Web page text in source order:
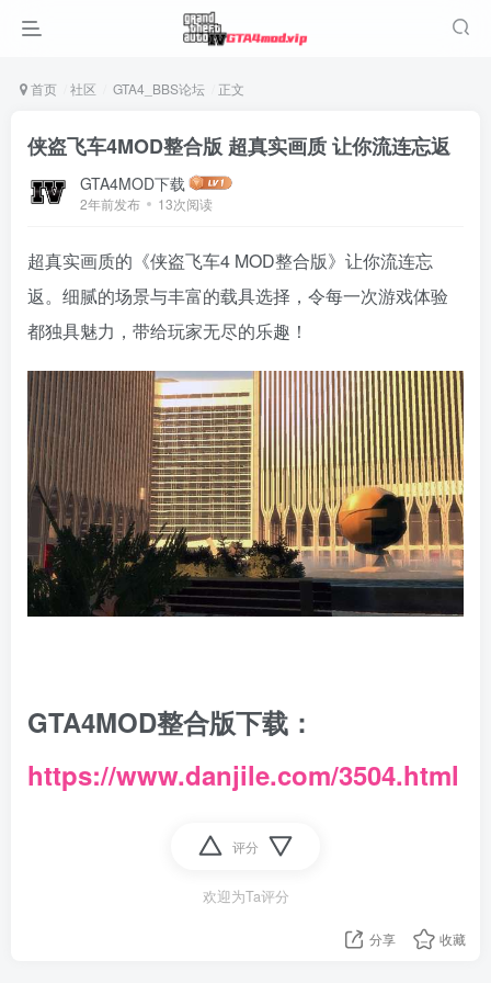
首页 社区 GTA4_BBS论坛 正文
侠盗飞车4MOD整合版 超真实画质 让你流连忘返
GTA4MOD下载
2年前发布 13次阅读
超真实画质的《侠盗飞车4 MOD整合版》让你流连忘
返。细腻的场景与丰富的载具选择，令每一次游戏体验
都独具魅力，带给玩家无尽的乐趣！
GTA4MOD整合版下载：
https://www.danjile.com/3504.html
评分
欢迎为Ta评分
分享 收藏